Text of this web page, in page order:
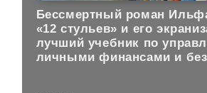
Бессмертный роман
«12 стульев» и его
лучший учебник по
личными финансами и